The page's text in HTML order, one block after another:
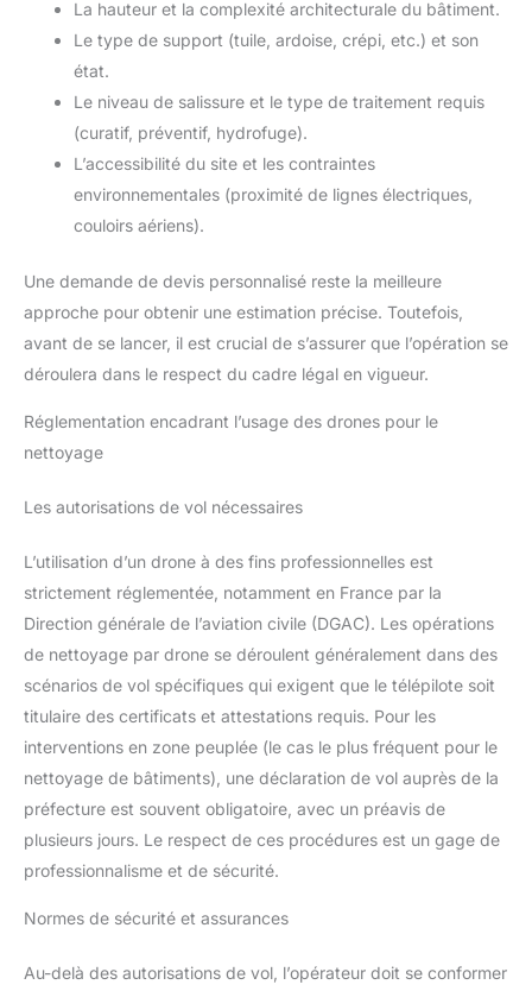
La hauteur et la complexité architecturale du bâtiment.
Le type de support (tuile, ardoise, crépi, etc.) et son
état.
Le niveau de salissure et le type de traitement requis
(curatif, préventif, hydrofuge).
L’accessibilité du site et les contraintes
environnementales (proximité de lignes électriques,
couloirs aériens).
Une demande de devis personnalisé reste la meilleure
approche pour obtenir une estimation précise. Toutefois,
avant de se lancer, il est crucial de s’assurer que l’opération se
déroulera dans le respect du cadre légal en vigueur.
Réglementation encadrant l’usage des drones pour le
nettoyage
Les autorisations de vol nécessaires
L’utilisation d’un drone à des fins professionnelles est
strictement réglementée, notamment en France par la
Direction générale de l’aviation civile (DGAC). Les opérations
de nettoyage par drone se déroulent généralement dans des
scénarios de vol spécifiques qui exigent que le télépilote soit
titulaire des certificats et attestations requis. Pour les
interventions en zone peuplée (le cas le plus fréquent pour le
nettoyage de bâtiments), une déclaration de vol auprès de la
préfecture est souvent obligatoire, avec un préavis de
plusieurs jours. Le respect de ces procédures est un gage de
professionnalisme et de sécurité.
Normes de sécurité et assurances
Au-delà des autorisations de vol, l’opérateur doit se conformer